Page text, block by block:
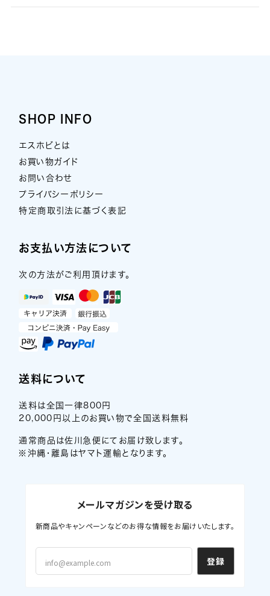
SHOP INFO
エスホビとは
お買い物ガイド
お問い合わせ
プライバシーポリシー
特定商取引法に基づく表記
お支払い方法について
次の方法がご利用頂けます。
送料について
送料は全国一律800円
20,000円以上のお買い物で全国送料無料
通常商品は佐川急便にてお届け致します。
※沖縄・離島はヤマト運輸となります。
メールマガジンを受け取る
新商品やキャンペーンなどのお得な情報をお届けいたします。
登録